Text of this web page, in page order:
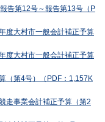
告第12号～報告第13号（P
度大村市一般会計補正予算
度大村市一般会計補正予算
（第4号）（PDF：1,157K
走事業会計補正予算（第2